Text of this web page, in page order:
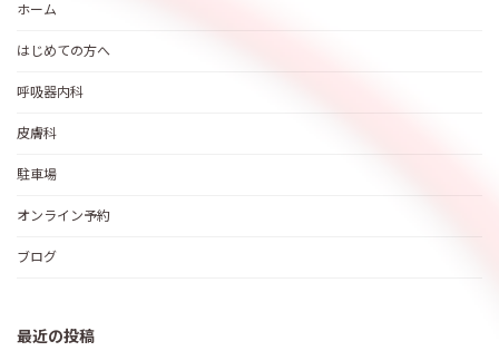
ホーム
はじめての方へ
呼吸器内科
皮膚科
駐車場
オンライン予約
ブログ
最近の投稿